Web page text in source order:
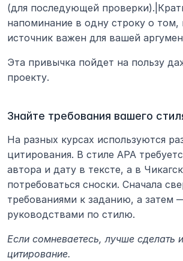
(для последующей
напоминание в одну строку о том,
источник важен для вашей
Эта привычка пойдет на пользу
проекту.
Знайте требования вашего
На разных курсах используются
цитирования. В стиле APA
автора и дату в тексте, а в
потребоваться сноски. Сначала
требованиями к заданию, а затем
руководствами по стилю.
Если сомневаетесь, лучше сделать
цитирование.